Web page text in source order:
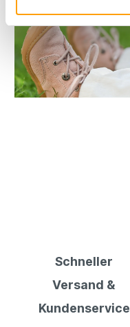
Schneller
Versand &
Kundenservice